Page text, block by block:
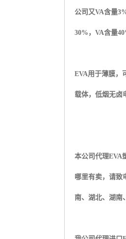
公司又VA含量
30% ， VA含量
EVA用于薄膜，
载体，低烟无卤
本公司代理EVA
哪里有卖，请致
南、湖北、湖南